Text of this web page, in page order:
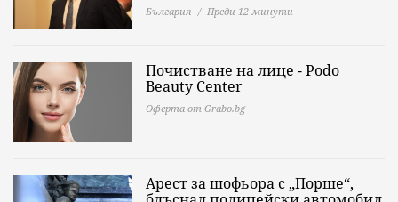
България Преди 12 минути
Почистване на лице - Podo
Beauty Center
Оферта от Grabo.bg
Арест за шофьора с „Порше“,